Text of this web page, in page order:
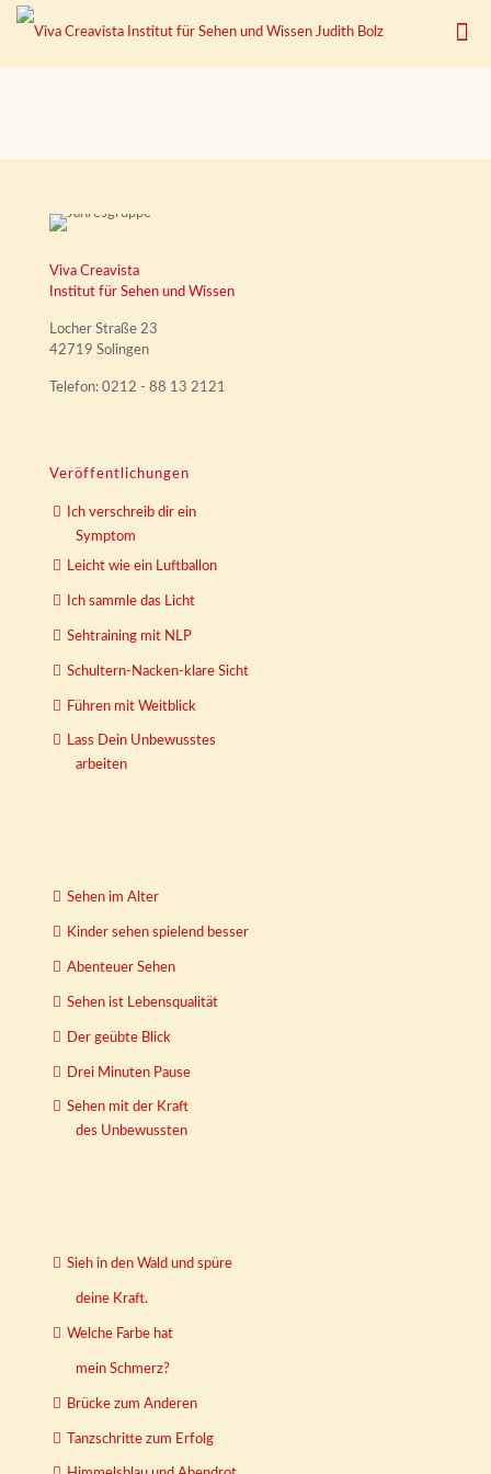
Viva Creavista
Institut für Sehen und Wissen
Locher Straße 23
42719 Solingen
Telefon: 0212 - 88 13 2121
Veröffentlichungen
Ich verschreib dir ein
Symptom
Leicht wie ein Luftballon
Ich sammle das Licht
Sehtraining mit NLP
Schultern-Nacken-klare Sicht
Führen mit Weitblick
Lass Dein Unbewusstes
arbeiten
Sehen im Alter
Kinder sehen spielend besser
Abenteuer Sehen
Sehen ist Lebensqualität
Der geübte Blick
Drei Minuten Pause
Sehen mit der Kraft
des Unbewussten
Sieh in den Wald und spüre
deine Kraft.
Welche Farbe hat
mein Schmerz?
Brücke zum Anderen
Tanzschritte zum Erfolg